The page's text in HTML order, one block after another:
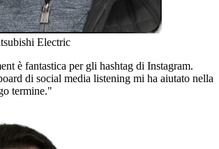
Electric
è fantastica per gli hashtag di Instagram.
di social media listening mi ha aiutato nella
termine."